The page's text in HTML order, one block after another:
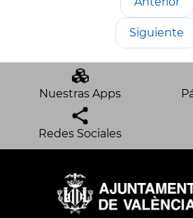
Siguiente
Nuestras Apps
Redes Sociales